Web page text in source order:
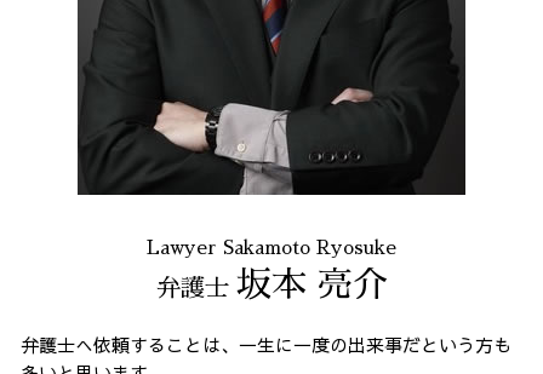
Lawyer Sakamoto Ryosuke
弁護士 坂本 亮介
弁護士へ依頼することは、一生に一度の出来事だという方も